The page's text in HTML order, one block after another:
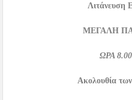
Λιτάνευση
ΜΕΓΑΛΗ
ΩΡΑ 8.00
Ακολουθία